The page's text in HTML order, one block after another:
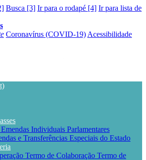
Busca [3] Ir para o rodapé [4] Ir para lista de
Coronavírus (COVID-19) Acessibilidade
Emendas Individuais Parlamentares
e Transferências Especiais do Estado
Termo de Colaboração Termo de